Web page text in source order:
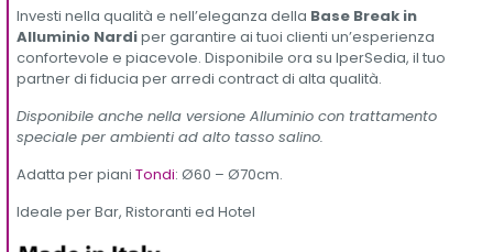
Investi nella qualità e nell’eleganza della Base Break in
Alluminio Nardiper garantire ai tuoi clienti un’esperienza
confortevole e piacevole. Disponibile ora su IperSedia, il tuo
partner di fiducia per arredi contract di alta qualità.
Disponibile anche nella versione Alluminio con trattamento
speciale per ambienti ad alto tasso salino.
Adatta per pianiTondi: Ø60 – Ø70cm.
Ideale per Bar, Ristoranti ed Hotel